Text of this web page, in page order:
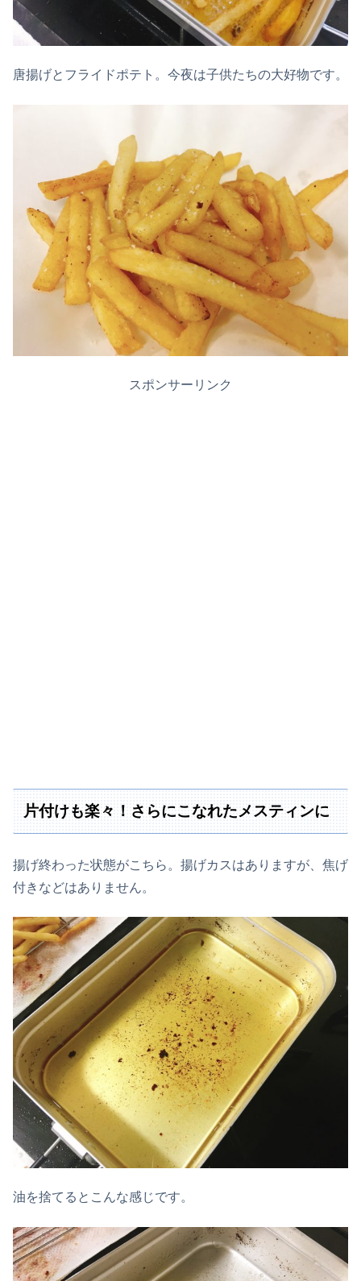
唐揚げとフライドポテト。今夜は子供たちの大好物です。
スポンサーリンク
片付けも楽々！さらにこなれたメスティンに
揚げ終わった状態がこちら。揚げカスはありますが、焦げ
付きなどはありません。
油を捨てるとこんな感じです。